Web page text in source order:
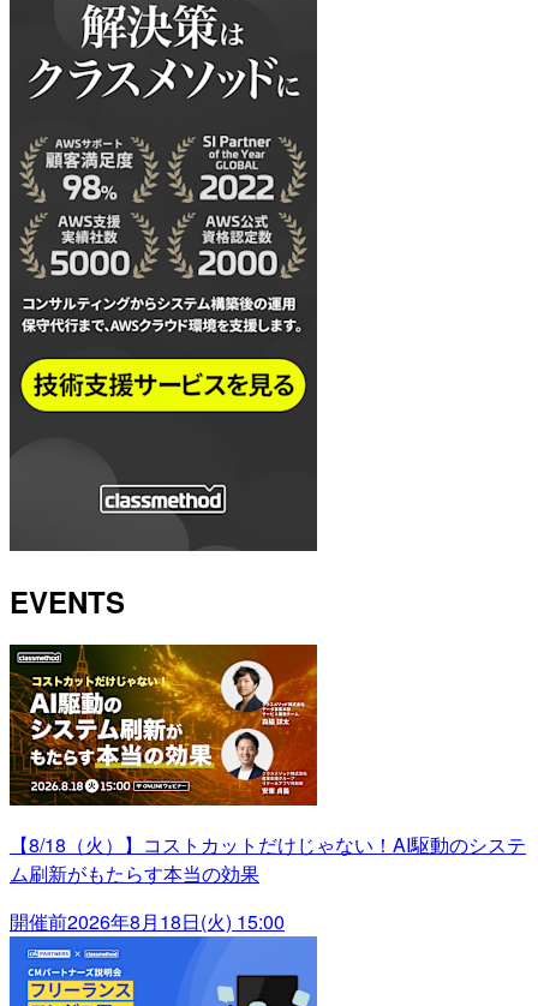
EVENTS
【8/18（火）】コストカットだけじゃない！AI駆動のシステ
ム刷新がもたらす本当の効果
開催前2026年8月18日(火) 15:00